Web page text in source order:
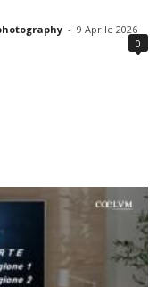
- 9 Aprile 2026
0